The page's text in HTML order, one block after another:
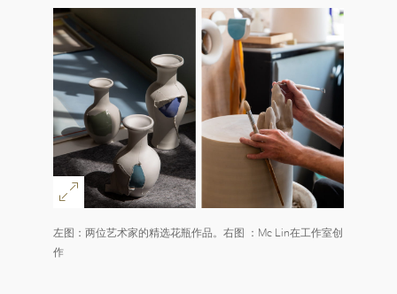
左图：两位艺术家的精选花瓶作品。右图 ：Mc Lin在工作室创
作